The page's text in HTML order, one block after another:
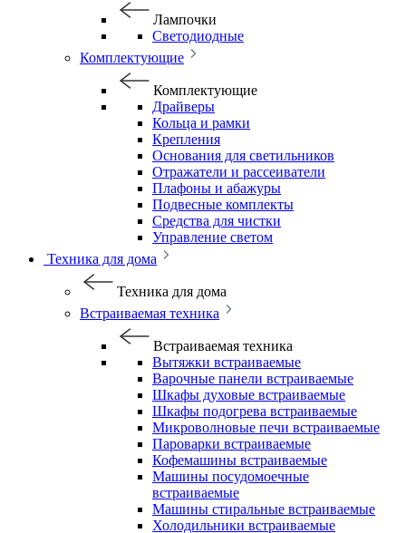
Лампочки
Светодиодные
Комплектующие
Комплектующие
Драйверы
Кольца и рамки
Крепления
Основания для светильников
Отражатели и рассеиватели
Плафоны и абажуры
Подвесные комплекты
Средства для чистки
Управление светом
Техника для дома
Техника для дома
Встраиваемая техника
Встраиваемая техника
Вытяжки встраиваемые
Варочные панели встраиваемые
Шкафы духовые встраиваемые
Шкафы подогрева встраиваемые
Микроволновые печи встраиваемые
Пароварки встраиваемые
Кофемашины встраиваемые
Машины посудомоечные
встраиваемые
Машины стиральные встраиваемые
Холодильники встраиваемые